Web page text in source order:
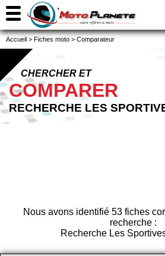
Accueil > Fiches moto > Comparateur
CHERCHER ET
COMPARER
RECHERCHE LES
Nous avons identifié 53 fiches
recherche :
Recherche Les